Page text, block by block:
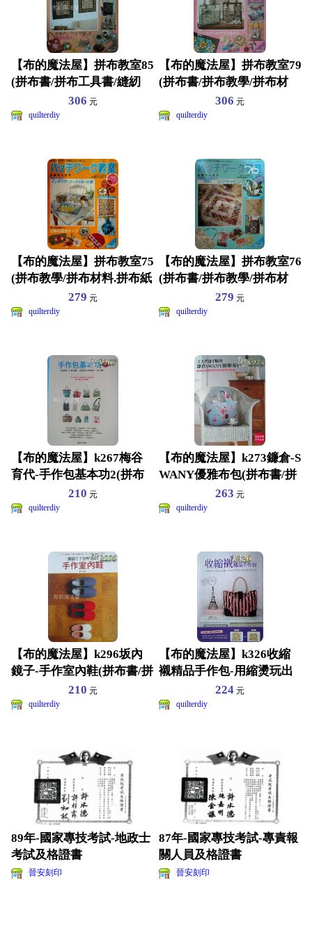
【布的魔法屋】拼布教室85
(拼布書/拼布工具書/縫紉
書/手工藝書/拼布
306 元
quilterdiy
【布的魔法屋】拼布教室79
(拼布書/拼布教學/拼布材
料.拼布紙型.拼布
306 元
quilterdiy
【布的魔法屋】拼布教室75
(拼布教學/拼布材料.拼布紙
型.隔熱墊.拼布
279 元
quilterdiy
【布的魔法屋】拼布教室76
(拼布書/拼布教學/拼布材
料.拼布紙型.拼布
279 元
quilterdiy
【布的魔法屋】k267梅谷
育代-手作包基本功2(拼布
書/拼布教學/拼布
210 元
quilterdiy
【布的魔法屋】k273鐮倉-S
WANY優雅布包(拼布書/拼
布教學/拼布263 元
quilterdiy
【布的魔法屋】k296坂內
鏡子-手作室內鞋(拼布書/拼
布教學/拼布材料
210 元
quilterdiy
【布的魔法屋】k326收縮
襯精品手作包-用縮燙玩出
立體×多變化的雙重進
224 元
quilterdiy
89年-國家專技考試-地政士
考試及格證書
晉安刻印
87年-國家專技考試-專責報
關人員及格證書
晉安刻印